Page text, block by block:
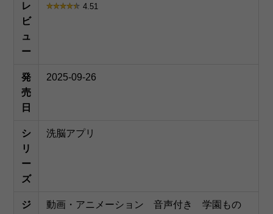
レ
ビ
ュ
ー
4.51
発
売
日
2025-09-26
シ
リ
ー
ズ
洗脳アプリ
ジ
動画・アニメーション 音声付き
学園もの